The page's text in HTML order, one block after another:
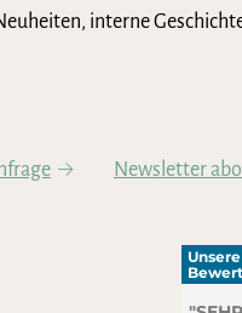
interne
Newsletter